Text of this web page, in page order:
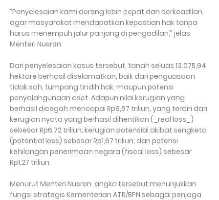
“Penyelesaian kami dorong lebih cepat dan berkeadilan,
agar masyarakat mendapatkan kepastian hak tanpa
harus menempuh jalur panjang di pengadilan,” jelas
Menteri Nusron.
Dari penyelesaian kasus tersebut, tanah seluas 13.075,94
hektare berhasil diselamatkan, baik dari penguasaan
tidak sah, tumpang tindih hak, maupun potensi
penyalahgunaan aset. Adapun nilai kerugian yang
berhasil dicegah mencapai Rp9,67 triliun, yang terdiri dari
kerugian nyata yang berhasil dihentikan (_real loss_)
sebesar Rp6,72 triliun; kerugian potensial akibat sengketa
(potential loss) sebesar Rp1,67 triliun; dan potensi
kehilangan penerimaan negara (fiscal loss) sebesar
Rp1,27 triliun.
Menurut Menteri Nusron, angka tersebut menunjukkan
fungsi strategis Kementerian ATR/BPN sebagai penjaga